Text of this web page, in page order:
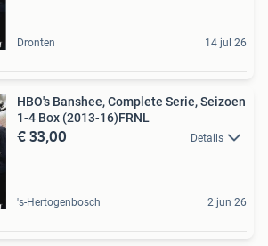
Dronten 14 jul 26
HBO's Banshee, Complete Serie, Seizoen
1-4 Box (2013-16)FRNL
€ 33,00 Details
's-Hertogenbosch 2 jun 26